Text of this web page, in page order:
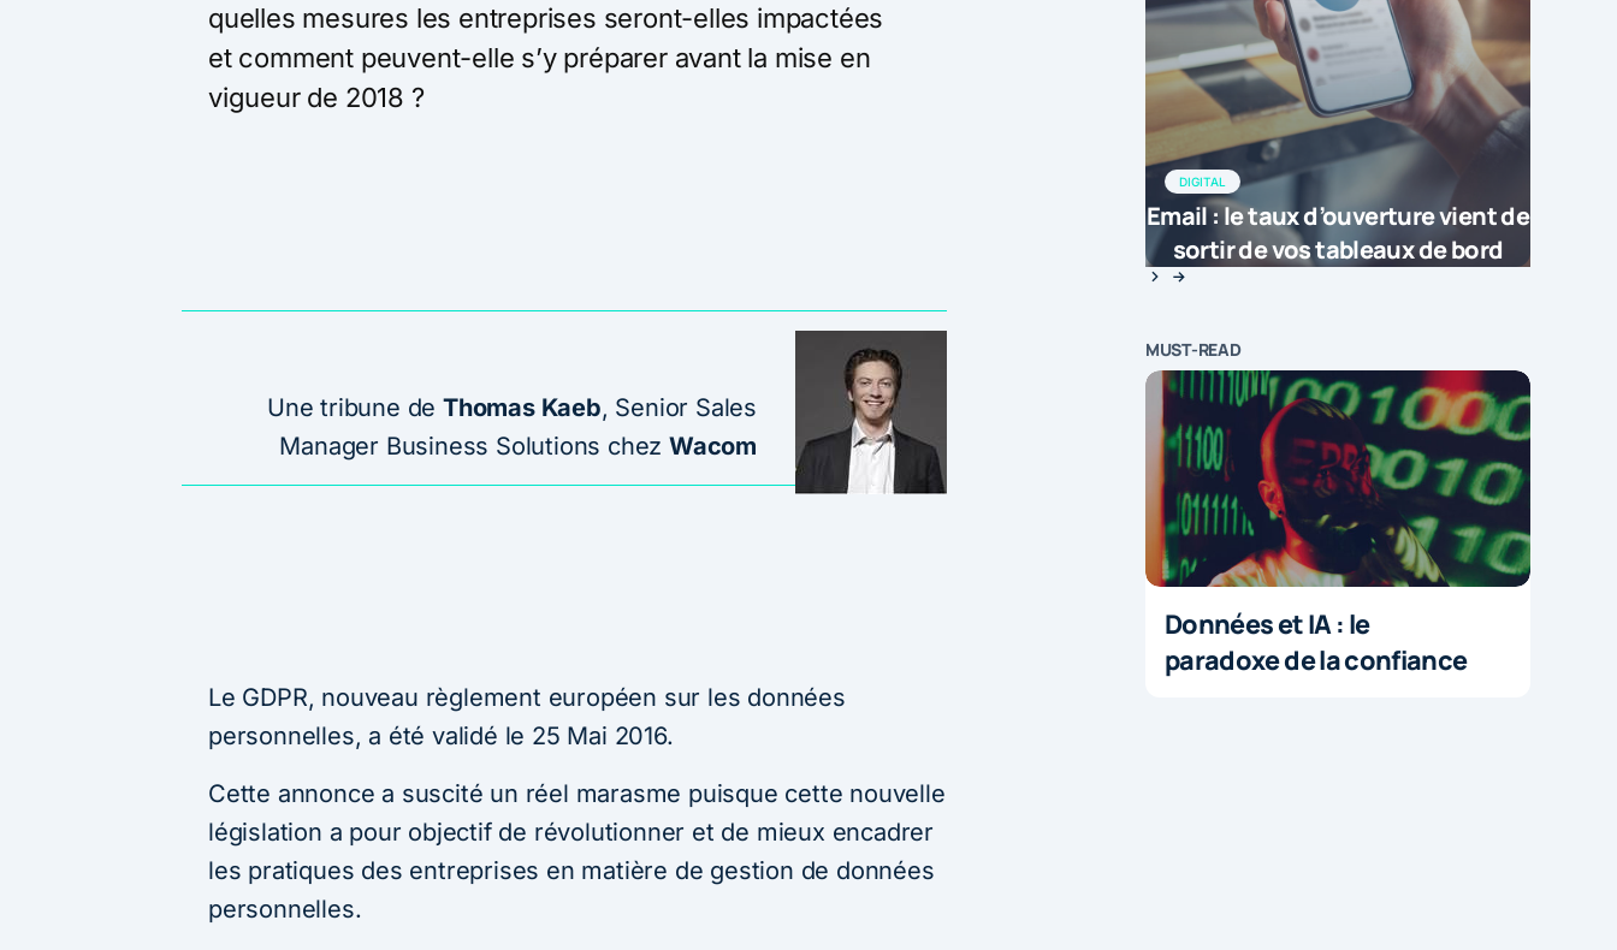
quelles mesures les entreprises seront-elles impactées
et comment peuvent-elle s’y préparer avant la mise en
vigueur de 2018 ?
Une tribune de Thomas Kaeb, Senior Sales
Manager Business Solutions chez Wacom
Le GDPR, nouveau règlement européen sur les données
personnelles, a été validé le 25 Mai 2016.
Cette annonce a suscité un réel marasme puisque cette nouvelle
législation a pour objectif de révolutionner et de mieux encadrer
les pratiques des entreprises en matière de gestion de données
personnelles.
DIGITAL
Email : le taux d’ouverture vient de
sortir de vos tableaux de bord
MUST-READ
Données et IA : le
paradoxe de la confiance